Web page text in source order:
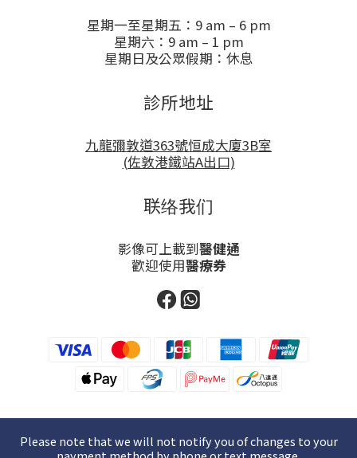
星期一至星期五：9 am – 6 pm
星期六：9 am – 1 pm
星期日及公眾假期：休息
診所地址
九龍彌敦道363號恒成大廈3B室
(佐敦港鐵站A出口)
联络我们
影像可上載到醫健通
歡迎使用醫療券
Please note that we will not notify you of changes to your